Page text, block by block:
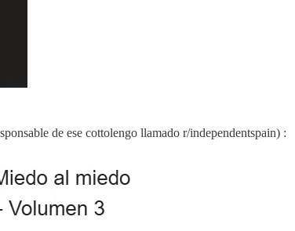
de ese cottolengo llamado r/independentspain) :